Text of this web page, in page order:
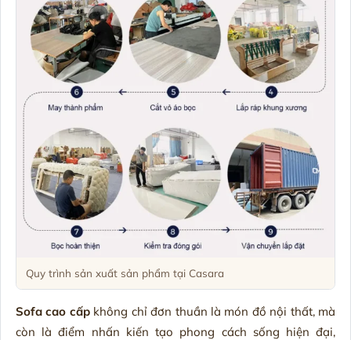
Quy trình sản xuất sản phẩm tại Casara
Sofa cao cấpkhông chỉ đơn thuần là món đồ nội thất, mà
còn là điểm nhấn kiến tạo phong cách sống hiện đại,